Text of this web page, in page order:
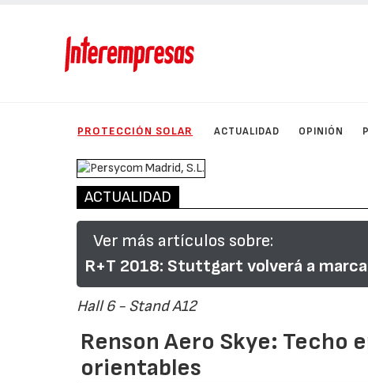
PROTECCIÓN SOLAR ACTUALIDAD OPINIÓN
ACTUALIDAD
Ver más artículos sobre:
R+T 2018: Stuttgart volverá a
Hall 6 - Stand A12
Renson Aero Skye: Techo
orientables